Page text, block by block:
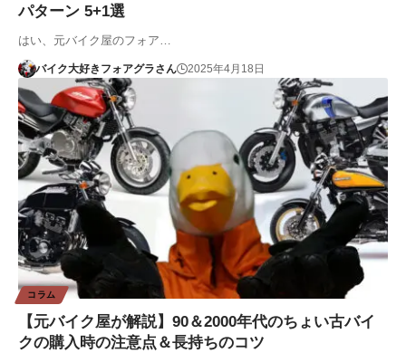
パターン 5+1選
はい、元バイク屋のフォア…
バイク大好きフォアグラさん 2025年4月18日
コラム
【元バイク屋が解説】90＆2000年代のちょい古バイ
クの購入時の注意点＆長持ちのコツ